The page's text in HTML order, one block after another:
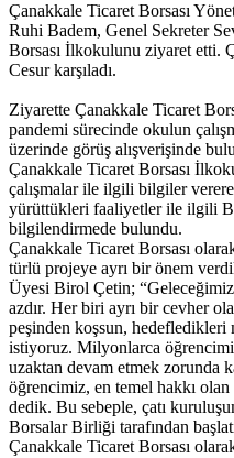
Çanakkale Ticaret Borsası
Ruhi Badem, Genel Sekreter
Borsası İlkokulunu ziyaret
Cesur karşıladı.
Ziyarette Çanakkale Ticaret
pandemi sürecinde okulun
üzerinde görüş alışverişinde
Çanakkale Ticaret Borsası
çalışmalar ile ilgili bilgiler
yürüttükleri faaliyetler ile ilgili
bilgilendirmede bulundu.
Çanakkale Ticaret Borsası
türlü projeye ayrı bir önem
Üyesi Birol Çetin;
azdır. Her biri ayrı bir cevher
peşinden koşsun, hedefledikleri
istiyoruz. Milyonlarca
uzaktan devam etmek zorunda
öğrencimiz, en temel hakkı
dedik. Bu sebeple, çatı
Borsalar Birliği tarafından
Çanakkale Ticaret Borsası